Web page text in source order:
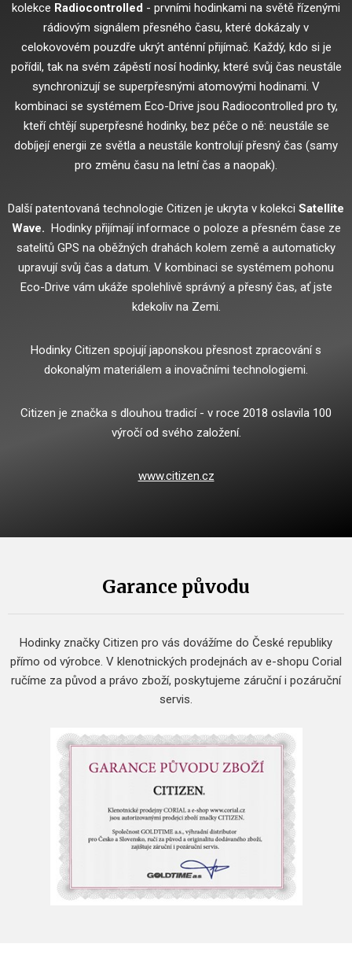
kolekce Radiocontrolled - prvními hodinkami na světě řízenými
rádiovým signálem přesného času, které dokázaly v
celokovovém pouzdře ukrýt anténní přijímač. Každý, kdo si je
pořídil, tak na svém zápěstí nosí hodinky, které svůj čas neustále
synchronizují se superpřesnými atomovými hodinami. V
kombinaci se systémem Eco-Drive jsou Radiocontrolled pro ty,
kteří chtějí superpřesné hodinky, bez péče o ně: neustále se
dobíjejí energii ze světla a neustále kontrolují přesný čas (samy
pro změnu času na letní čas a naopak).
Další patentovaná technologie Citizen je ukryta v kolekci Satellite
Wave. Hodinky přijímají informace o poloze a přesném čase ze
satelitů GPS na oběžných drahách kolem země a automaticky
upravují svůj čas a datum. V kombinaci se systémem pohonu
Eco-Drive vám ukáže spolehlivě správný a přesný čas, ať jste
kdekoliv na Zemi.
Hodinky Citizen spojují japonskou přesnost zpracování s
dokonalým materiálem a inovačními technologiemi.
Citizen je značka s dlouhou tradicí - v roce 2018 oslavila 100
výročí od svého založení.
www.citizen.cz
Garance původu
Hodinky značky Citizen pro vás dovážíme do České republiky
přímo od výrobce. V klenotnických prodejnách av e-shopu Corial
ručíme za původ a právo zboží, poskytujeme záruční i pozáruční
servis.